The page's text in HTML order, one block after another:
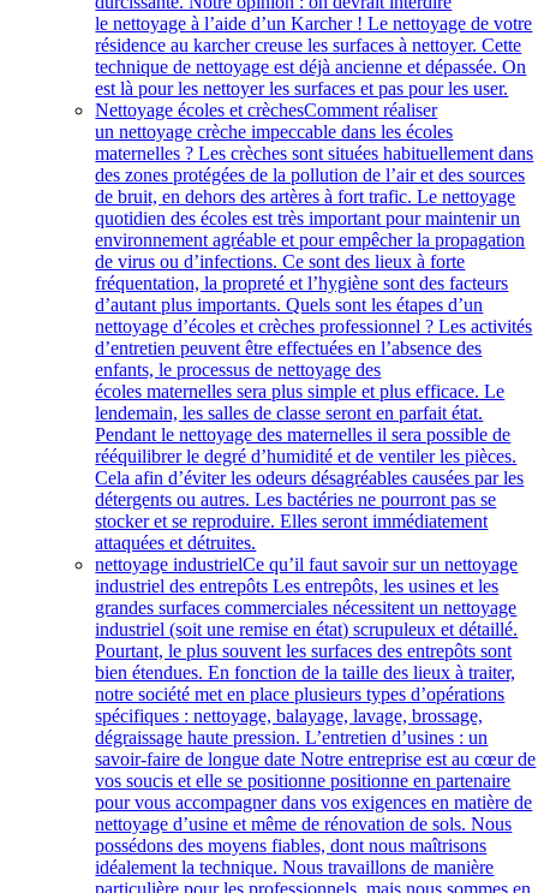
le nettoyage à l’aide d’un Karcher ! Le nettoyage de votre
résidence au karcher creuse les surfaces à nettoyer. Cette
technique de nettoyage est déjà ancienne et dépassée. On
est là pour les nettoyer les surfaces et pas pour les user.
Nettoyage écoles et crèchesComment réaliser
un nettoyage crèche impeccable dans les écoles
maternelles ? Les crèches sont situées habituellement dans
des zones protégées de la pollution de l’air et des sources
de bruit, en dehors des artères à fort trafic. Le nettoyage
quotidien des écoles est très important pour maintenir un
environnement agréable et pour empêcher la propagation
de virus ou d’infections. Ce sont des lieux à forte
fréquentation, la propreté et l’hygiène sont des facteurs
d’autant plus importants. Quels sont les étapes d’un
nettoyage d’écoles et crèches professionnel ? Les activités
d’entretien peuvent être effectuées en l’absence des
enfants, le processus de nettoyage des
écoles maternelles sera plus simple et plus efficace. Le
lendemain, les salles de classe seront en parfait état.
Pendant le nettoyage des maternelles il sera possible de
rééquilibrer le degré d’humidité et de ventiler les pièces.
Cela afin d’éviter les odeurs désagréables causées par les
détergents ou autres. Les bactéries ne pourront pas se
stocker et se reproduire. Elles seront immédiatement
attaquées et détruites.
nettoyage industrielCe qu’il faut savoir sur un nettoyage
industriel des entrepôts Les entrepôts, les usines et les
grandes surfaces commerciales nécessitent un nettoyage
industriel (soit une remise en état) scrupuleux et détaillé.
Pourtant, le plus souvent les surfaces des entrepôts sont
bien étendues. En fonction de la taille des lieux à traiter,
notre société met en place plusieurs types d’opérations
spécifiques : nettoyage, balayage, lavage, brossage,
dégraissage haute pression. L’entretien d’usines : un
savoir-faire de longue date Notre entreprise est au cœur de
vos soucis et elle se positionne positionne en partenaire
pour vous accompagner dans vos exigences en matière de
nettoyage d’usine et même de rénovation de sols. Nous
possédons des moyens fiables, dont nous maîtrisons
idéalement la technique. Nous travaillons de manière
particulière pour les professionnels, mais nous sommes en